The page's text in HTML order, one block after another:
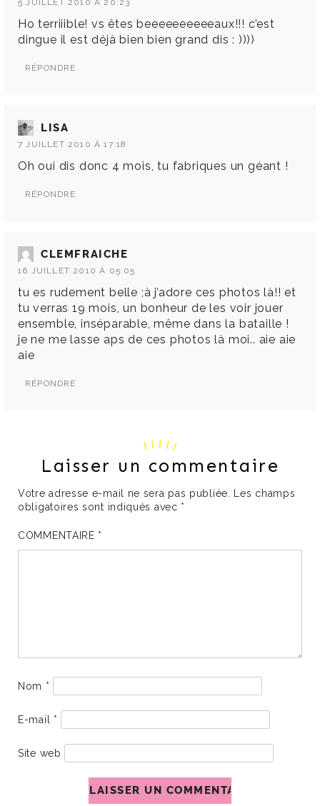
5 JUILLET 2010 À 20:23
Ho terriiible! vs êtes beeeeeeeeeeaux!!! c’est
dingue il est déjà bien bien grand dis : ))))
RÉPONDRE
LISA
7 JUILLET 2010 À 17:18
Oh oui dis donc 4 mois, tu fabriques un géant !
RÉPONDRE
CLEMFRAICHE
16 JUILLET 2010 À 05:05
tu es rudement belle ;à j’adore ces photos là!! et
tu verras 19 mois, un bonheur de les voir jouer
ensemble, inséparable, même dans la bataille !
je ne me lasse aps de ces photos là moi.. aie aie
aie
RÉPONDRE
Laisser un commentaire
Votre adresse e-mail ne sera pas publiée. Les champs
obligatoires sont indiqués avec *
COMMENTAIRE *
Nom *
E-mail *
Site web